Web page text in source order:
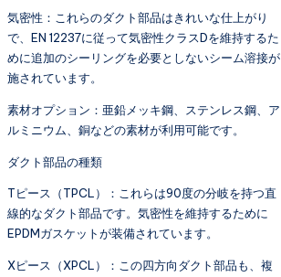
気密性：これらのダクト部品はきれいな仕上がり
で、EN 12237に従って気密性クラスDを維持するた
めに追加のシーリングを必要としないシーム溶接が
施されています。
素材オプション：亜鉛メッキ鋼、ステンレス鋼、ア
ルミニウム、銅などの素材が利用可能です。
ダクト部品の種類
Tピース（TPCL）：これらは90度の分岐を持つ直
線的なダクト部品です。気密性を維持するために
EPDMガスケットが装備されています。
Xピース（XPCL）：この四方向ダクト部品も、複